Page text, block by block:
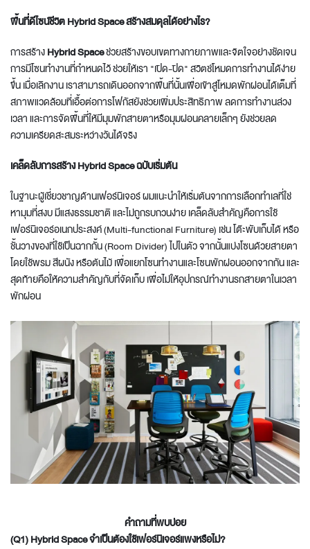
พื้นที่ดีไซน์ชีวิต Hybrid Space สร้างสมดุลได้อย่างไร?
การสร้างHybrid Spaceช่วยสร้างขอบเขตทางกายภาพและจิตใจอย่างชัดเจน
การมีโซนทำงานที่กำหนดไว้ ช่วยให้เรา "เปิด-ปิด" สวิตช์โหมดการทำงานได้ง่าย
ขึ้น เมื่อเลิกงาน เราสามารถเดินออกจากพื้นที่นั้นเพื่อเข้าสู่โหมดพักผ่อนได้เต็มที่
สภาพแวดล้อมที่เอื้อต่อการโฟกัสยังช่วยเพิ่มประสิทธิภาพ ลดการทำงานล่วง
เวลา และการจัดพื้นที่ให้มีมุมพักสายตาหรือมุมผ่อนคลายเล็กๆ ยังช่วยลด
ความเครียดสะสมระหว่างวันได้จริง
เคล็ดลับการสร้าง Hybrid Space ฉบับเริ่มต้น
ในฐานะผู้เชี่ยวชาญด้านเฟอร์นิเจอร์ ผมแนะนำให้เริ่มต้นจากการเลือกทำเลที่ใช่
หามุมที่สงบ มีแสงธรรมชาติ และไม่ถูกรบกวนง่าย เคล็ดลับสำคัญคือการใช้
เฟอร์นิเจอร์อเนกประสงค์ (Multi-functional Furniture) เช่น โต๊ะพับเก็บได้ หรือ
ชั้นวางของที่ใช้เป็นฉากกั้น (Room Divider) ไปในตัว จากนั้นแบ่งโซนด้วยสายตา
โดยใช้พรม สีผนัง หรือต้นไม้ เพื่อแยกโซนทำงานและโซนพักผ่อนออกจากกัน และ
สุดท้ายคือให้ความสำคัญกับที่จัดเก็บ เพื่อไม่ให้อุปกรณ์ทำงานรกสายตาในเวลา
พักผ่อน
คำถามที่พบบ่อย
(Q1) Hybrid Space จำเป็นต้องใช้เฟอร์นิเจอร์แพงหรือไม่?